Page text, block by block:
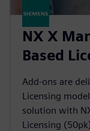
NX X
Based
Add-ons are
Licensing
solution with
Licensing